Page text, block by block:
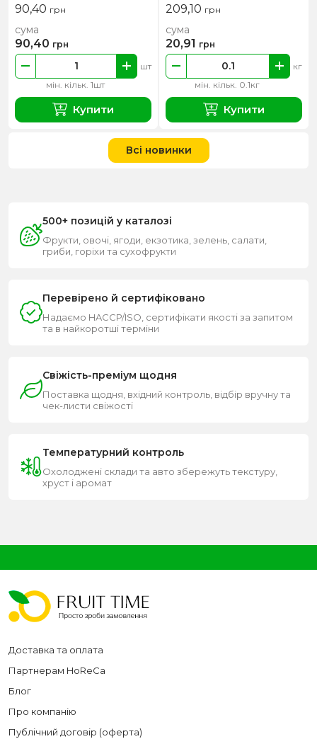
90,40 грн
мін. кільк. 1шт
шт
сума
90,40 грн
Купити
209,10 грн
мін. кільк. 0.1кг
кг
сума
20,91 грн
Купити
Всі новинки
500+ позицій у каталозі
Фрукти, овочі, ягоди, екзотика, зелень, салати,
гриби, горіхи та сухофрукти
Перевірено й сертифіковано
Надаємо HACCP/ISO, сертифікати якості за запитом
та в найкоротші терміни
Свіжість-преміум щодня
Поставка щодня, вхідний контроль, відбір вручну та
чек-листи свіжості
Температурний контроль
Охолоджені склади та авто збережуть текстуру,
хруст і аромат
Доставка та оплата
Партнерам HoReCa
Блог
Про компанію
Публічний договір (оферта)